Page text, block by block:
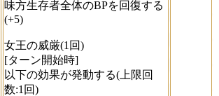
味方生存者全体のBPを回復する
(+5)
女王の威厳(1回)
[ターン開始時]
以下の効果が発動する(上限回
数:1回)